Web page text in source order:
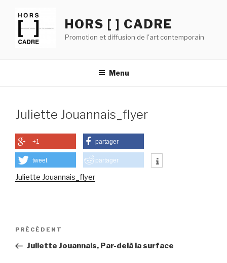
contenu
principal
HORS [ ] CADRE
Promotion et diffusion de l'art contemporain
Menu
Juliette Jouannais_flyer
+1 partager
tweet partager
Juliette Jouannais_flyer
Navigation
l’article
Article
précédent
PRÉCÉDENT
Juliette Jouannais, Par-delà la surface